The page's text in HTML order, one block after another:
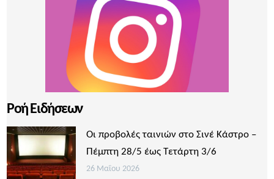
Ροή Ειδήσεων
Οι προβολές ταινιών στο Σινέ Κάστρο –
Πέμπτη 28/5 έως Τετάρτη 3/6
26 Μαΐου 2026